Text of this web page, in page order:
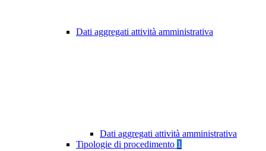
Dati aggregati attività amministrativa
Dati aggregati attività amministrativa
Tipologie di procedimento 1